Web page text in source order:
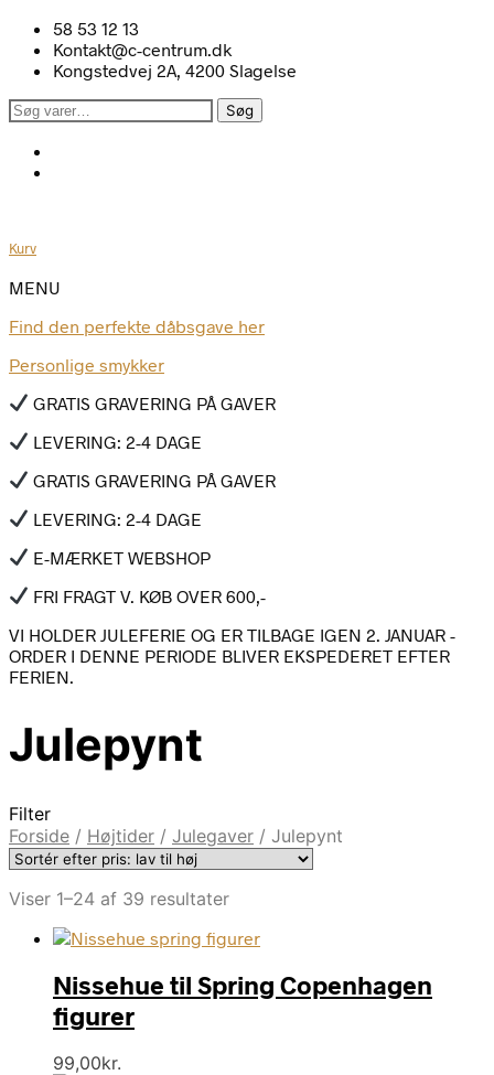
58 53 12 13
Kontakt@c-centrum.dk
Kongstedvej 2A, 4200 Slagelse
Søg
Søg
Kurv
MENU
Find den perfekte dåbsgave her
Personlige smykker
GRATIS GRAVERING PÅ GAVER
LEVERING: 2-4 DAGE
GRATIS GRAVERING PÅ GAVER
LEVERING: 2-4 DAGE
E-MÆRKET WEBSHOP
FRI FRAGT V. KØB OVER 600,-
VI HOLDER JULEFERIE OG ER TILBAGE IGEN 2. JANUAR -
ORDER I DENNE PERIODE BLIVER EKSPEDERET EFTER
FERIEN.
Julepynt
Filter
Forside / Højtider / Julegaver / Julepynt
Viser 1–24 af 39 resultaterSorteret
pris:
til
Nissehue til Spring Copenhagen
figurer
99,00kr.